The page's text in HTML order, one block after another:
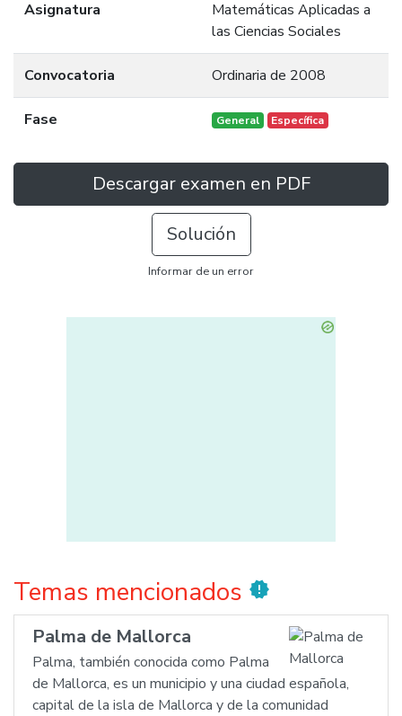
Asignatura
Matemáticas Aplicadas a
las Ciencias Sociales
Convocatoria Ordinaria de 2008
Fase General Específica
Descargar examen en PDF
Solución
Informar de un error
Temas mencionados new_releases
Palma de Mallorca
Palma, también conocida como Palma
de Mallorca, es un municipio y una ciudad española,
capital de la isla de Mallorca y de la comunidad